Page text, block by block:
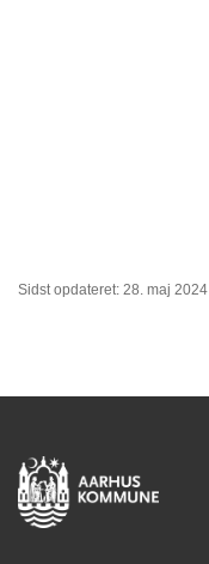
Sidst opdateret: 28. maj 2024